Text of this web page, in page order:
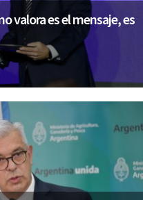
valora es el mensaje, es